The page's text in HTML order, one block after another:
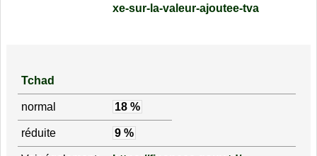
xe-sur-la-valeur-ajoutee-tva
Tchad
normal 18 %
réduite 9 %